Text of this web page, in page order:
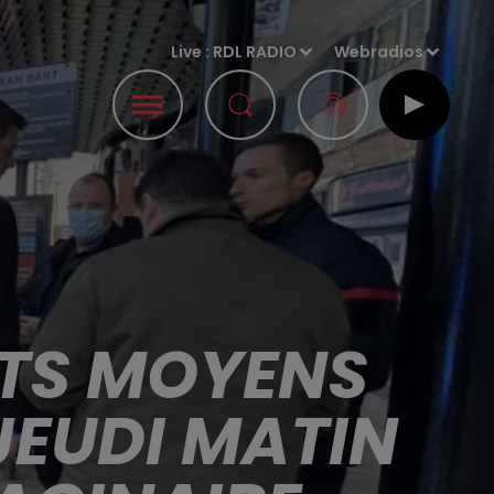
Live : RDL RADIO Webradios
MOYENS
MATIN